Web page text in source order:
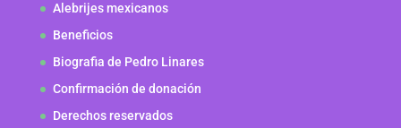
Alebrijes mexicanos
Beneficios
Biografia de Pedro Linares
Confirmación de donación
Derechos reservados